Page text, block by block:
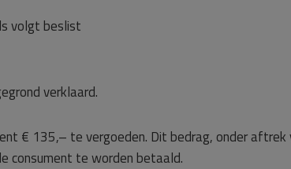
volgt beslist
verklaard.
€ 135,– te vergoeden. Dit bedrag, onder
consument te worden betaald.